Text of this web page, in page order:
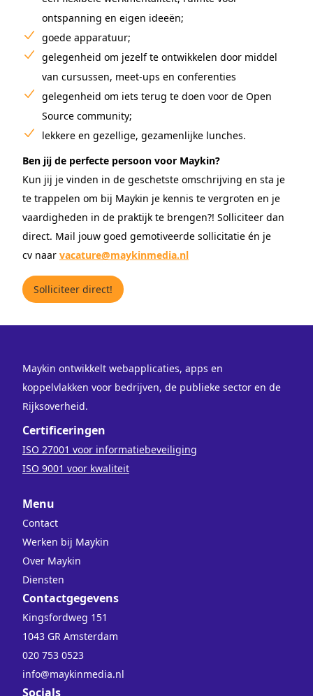
ontspanning en eigen ideeën;
goede apparatuur;
gelegenheid om jezelf te ontwikkelen door middel
van cursussen, meet-ups en conferenties
gelegenheid om iets terug te doen voor de Open
Source community;
lekkere en gezellige, gezamenlijke lunches.
Ben jij de perfecte persoon voor Maykin?
Kun jij je vinden in de geschetste omschrijving en sta je
te trappelen om bij Maykin je kennis te vergroten en je
vaardigheden in de praktijk te brengen?! Solliciteer dan
direct. Mail jouw goed gemotiveerde sollicitatie én je
cv naar vacature@maykinmedia.nl
Solliciteer direct!
Maykin ontwikkelt webapplicaties, apps en
koppelvlakken voor bedrijven, de publieke sector en de
Rijksoverheid.
Certificeringen
ISO 27001 voor informatiebeveiliging
ISO 9001 voor kwaliteit
Menu
Contact
Werken bij Maykin
Over Maykin
Diensten
Contactgegevens
Kingsfordweg 151
1043 GR Amsterdam
020 753 0523
info@maykinmedia.nl
Socials